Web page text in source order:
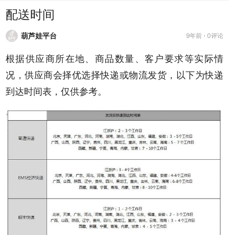
配送时间
葫芦娃平台 9年前 0评论
根据供应商所在地、商品数量、客户要求等实际情
况，供应商会择优选择快递或物流发货，以下为快递
到达时间表，仅供参考。